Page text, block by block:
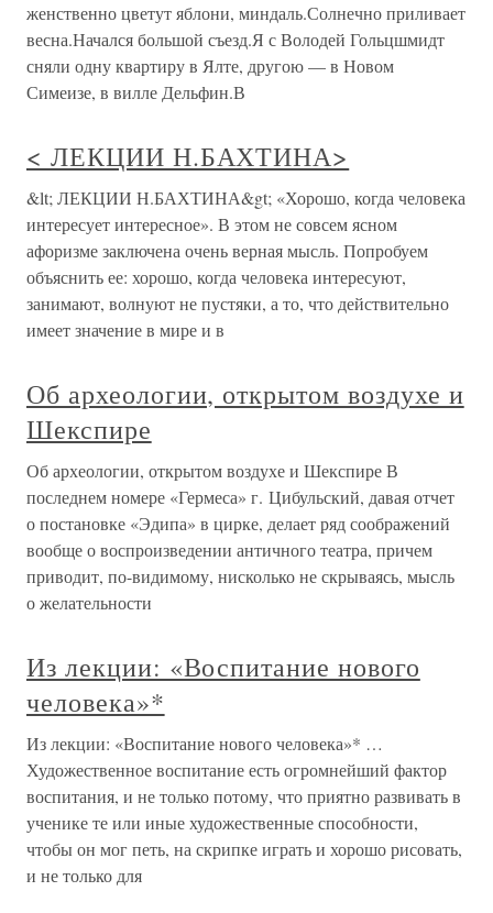
женственно цветут яблони, миндаль.Солнечно приливает
весна.Начался большой съезд.Я с Володей Гольцшмидт
сняли одну квартиру в Ялте, другою — в Новом
Симеизе, в вилле Дельфин.В
< ЛЕКЦИИ Н.БАХТИНА>
&lt; ЛЕКЦИИ Н.БАХТИНА&gt; «Хорошо, когда человека
интересует интересное». В этом не совсем ясном
афоризме заключена очень верная мысль. Попробуем
объяснить ее: хорошо, когда человека интересуют,
занимают, волнуют не пустяки, а то, что действительно
имеет значение в мире и в
Об археологии, открытом воздухе и
Шекспире
Об археологии, открытом воздухе и Шекспире В
последнем номере «Гермеса» г. Цибульский, давая отчет
о постановке «Эдипа» в цирке, делает ряд соображений
вообще о воспроизведении античного театра, причем
приводит, по-видимому, нисколько не скрываясь, мысль
о желательности
Из лекции: «Воспитание нового
человека»*
Из лекции: «Воспитание нового человека»* …
Художественное воспитание есть огромнейший фактор
воспитания, и не только потому, что приятно развивать в
ученике те или иные художественные способности,
чтобы он мог петь, на скрипке играть и хорошо рисовать,
и не только для